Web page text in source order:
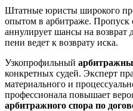
Штатные юристы широкого
опытом в арбитраже. Пропуск
аннулирует шансы на возврат
пени ведет к возврату иска.
Узкопрофильный
конкретных судей. Эксперт
материального и
профессионала повышает
арбитражного спора по